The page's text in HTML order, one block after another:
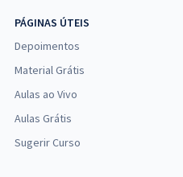
PÁGINAS ÚTEIS
Depoimentos
Material Grátis
Aulas ao Vivo
Aulas Grátis
Sugerir Curso